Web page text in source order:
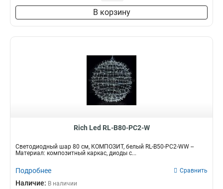
В корзину
Rich Led RL-B80-PC2-W
Светодиодный шар 80 см, КОМПОЗИТ, белый RL-B50-PC2-WW --
Материал: композитный каркас, диоды с...
Подробнее Сравнить
Наличие: В наличии